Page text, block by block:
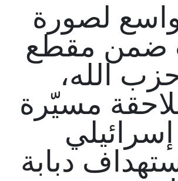
لصورة
ضمن مقطع
الله،
مسيّرة
دبابة